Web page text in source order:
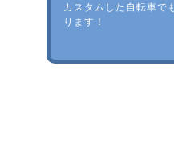
カスタムした自転車で
ります！